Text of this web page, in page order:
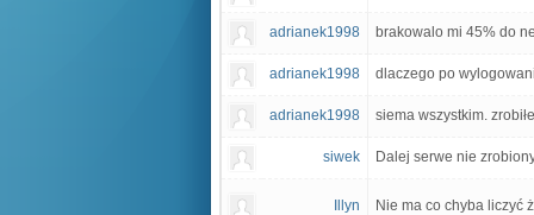
adrianek1998 brakowalo mi 45% do
adrianek1998 dlaczego po
adrianek1998 siema wszystkim.
siwek Dalej serwe nie
Illyn Nie ma co chyba liczyć